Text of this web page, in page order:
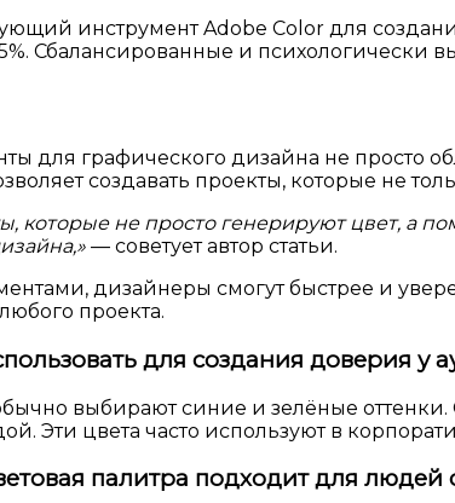
инструмент Adobe Color для
Сбалансированные и психологически
для графического дизайна не просто
создавать проекты, которые не
которые не просто генерируют цвет, а
— советует автор статьи.
дизайнеры смогут быстрее и
проекта.
для создания доверия у
выбирают синие и зелёные
Эти цвета часто используют в
палитра подходит для людей